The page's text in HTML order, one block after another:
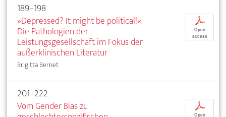
189–198
»Depressed? It might be political!«.
Die Pathologien der
Leistungsgesellschaft im Fokus der
außerklinischen Literatur
Brigitta Bernet
p
Open
access
201–222
Vom Gender Bias zu
p
Open